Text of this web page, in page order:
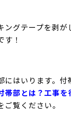
ングテープを剥が
す！
にはいります。付
帯部とは？工事
ご覧ください。